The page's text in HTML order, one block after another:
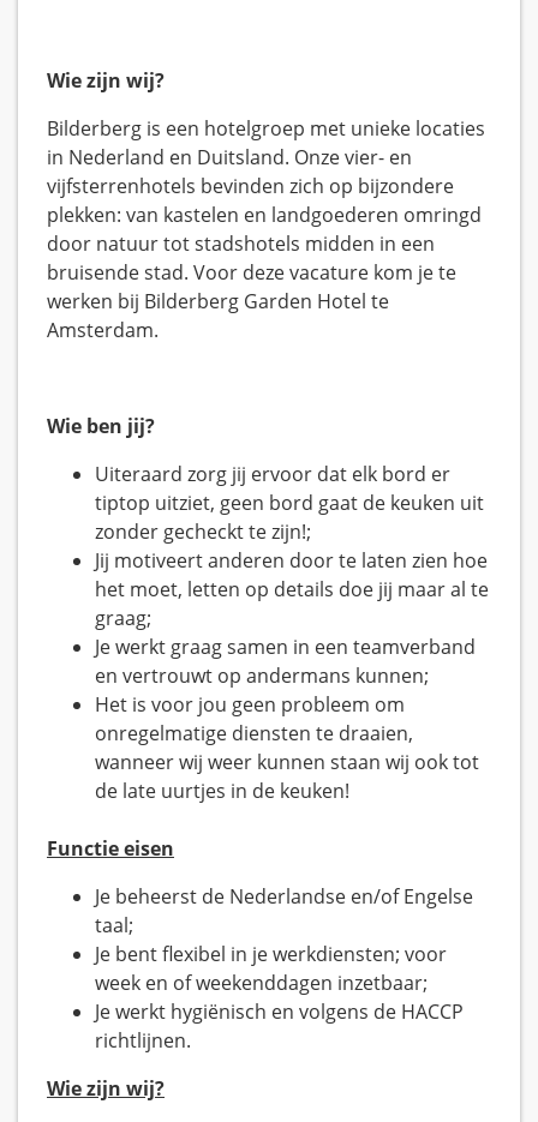
Wie zijn wij?
Bilderberg is een hotelgroep met unieke locaties
in Nederland en Duitsland. Onze vier- en
vijfsterrenhotels bevinden zich op bijzondere
plekken: van kastelen en landgoederen omringd
door natuur tot stadshotels midden in een
bruisende stad. Voor deze vacature kom je te
werken bij Bilderberg Garden Hotel te
Amsterdam.
Wie ben jij?
Uiteraard zorg jij ervoor dat elk bord er
tiptop uitziet, geen bord gaat de keuken uit
zonder gecheckt te zijn!;
Jij motiveert anderen door te laten zien hoe
het moet, letten op details doe jij maar al te
graag;
Je werkt graag samen in een teamverband
en vertrouwt op andermans kunnen;
Het is voor jou geen probleem om
onregelmatige diensten te draaien,
wanneer wij weer kunnen staan wij ook tot
de late uurtjes in de keuken!
Functie eisen
Je beheerst de Nederlandse en/of Engelse
taal;
Je bent flexibel in je werkdiensten; voor
week en of weekenddagen inzetbaar;
Je werkt hygiënisch en volgens de HACCP
richtlijnen.
Wie zijn wij?